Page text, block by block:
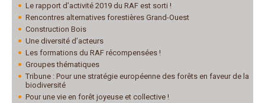
Le rapport d’activité 2019 du RAF est sorti !
Rencontres alternatives forestières Grand-Ouest
Construction Bois
Une diversité d’acteurs
Les formations du RAF récompensées !
Groupes thématiques
Tribune : Pour une stratégie européenne des forêts en faveur de la
biodiversité
Pour une vie en forêt joyeuse et collective !